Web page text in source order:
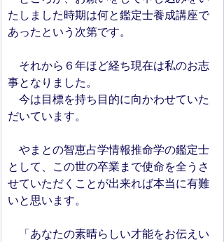
たしました時期は何と鑑定士養成講座で
あったという次第です。
それから６年ほど経ち現在は私のお志
事となりました。
今は目標を持ち目的に向かわせていた
だいています。
やまとの智恵占学情報推命学の鑑定士
として、この世の卒業まで使命を全うさ
せていただくことが出来れば本当に有難
いと思います。
「あなたの素晴らしい才能をお伝えい